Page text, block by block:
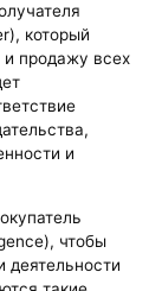
который
и продажу всех
и
чтобы
деятельности